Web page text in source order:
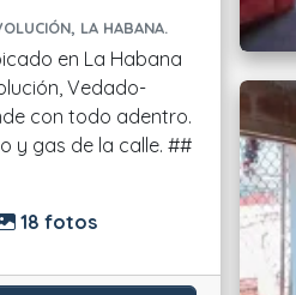
LA HABANA.
en La Habana
Vedado-
con todo adentro.
gas de la calle. ##
18 fotos